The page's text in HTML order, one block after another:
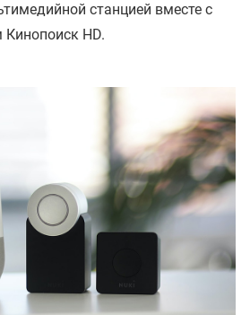
станцией вместе с
Кинопоиск HD.